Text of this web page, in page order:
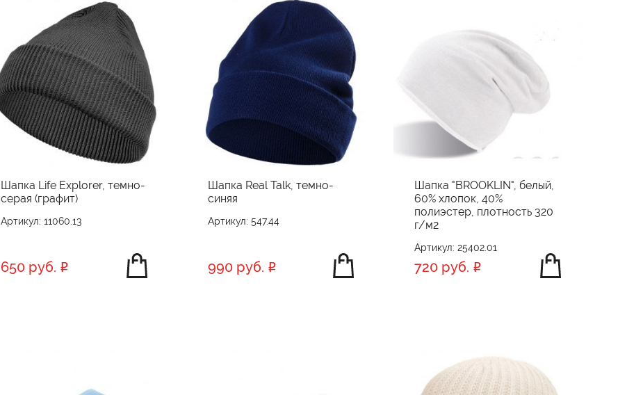
Шапка Life Explorer, темно-
серая (графит)
Артикул: 11060.13
650 руб.
Шапка Real Talk, темно-
синяя
Артикул: 547.44
990 руб.
Шапка "BROOKLIN", белый,
60% хлопок, 40%
полиэстер, плотность 320
г/м2
Артикул: 25402.01
720 руб.